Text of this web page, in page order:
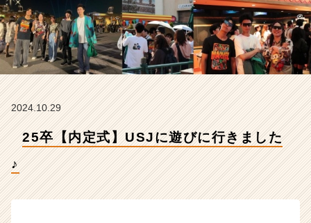
会
社
H
R
C
R
ム
2024.10.29
25卒【内定式】USJに遊びに行きました
♪